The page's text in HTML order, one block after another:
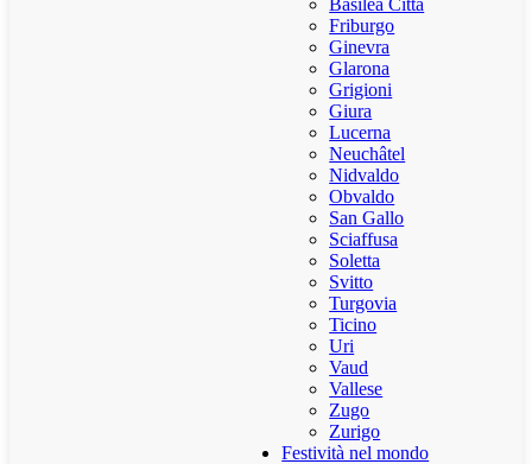
Basilea Città
Friburgo
Ginevra
Glarona
Grigioni
Giura
Lucerna
Neuchâtel
Nidvaldo
Obvaldo
San Gallo
Sciaffusa
Soletta
Svitto
Turgovia
Ticino
Uri
Vaud
Vallese
Zugo
Zurigo
Festività nel mondo